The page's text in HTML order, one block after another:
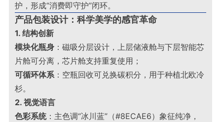
护，形成“消费即守护”闭环。
产品包装设计：科学美学的感官革命
1. 结构创新
模块化瓶身 ：磁吸分层设计，上层储液舱与下层智能芯
片舱可分离，芯片舱支持重复使用；
可循环体系：空瓶回收可兑换碳积分，用于种植北欧冷
杉。
2. 视觉语言
色彩系统：主色调“冰川蓝”（#8ECAE6）象征纯净，